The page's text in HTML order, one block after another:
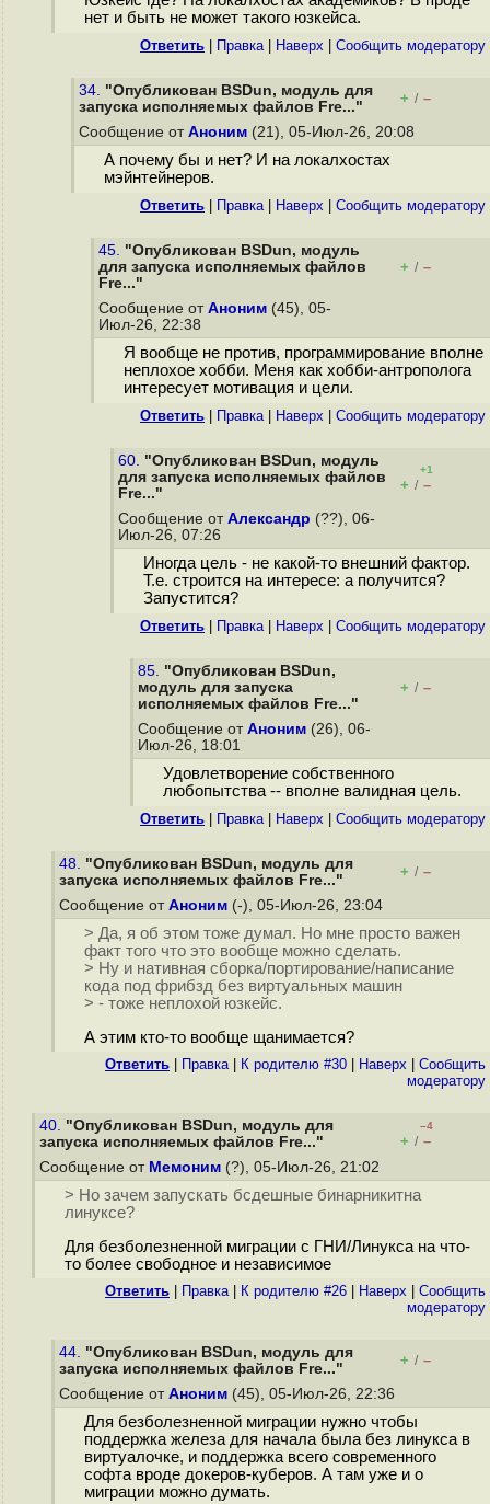
нет и быть не может такого юзкейса.
Ответить Правка| Наверх Cообщить модератору
34. "Опубликован BSDun, модуль для
запуска исполняемых файлов Fre..."
+ / –
Сообщение от Аноним (21), 05-Июл-26, 20:08
А почему бы и нет? И на локалхостах
мэйнтейнеров.
Ответить Правка| Наверх Cообщить модератору
45. "Опубликован BSDun, модуль
для запуска исполняемых файлов
Fre..."
+ / –
Сообщение от Аноним (45), 05-
Июл-26, 22:38
Я вообще не против, программирование вполне
неплохое хобби. Меня как хобби-антрополога
интересует мотивация и цели.
Ответить Правка| Наверх Cообщить модератору
60. "Опубликован BSDun, модуль
для запуска исполняемых файлов
Fre..."
+1
+ / –
Сообщение от Александр (??), 06-
Июл-26, 07:26
Иногда цель - не какой-то внешний фактор.
Т.е. строится на интересе: а получится?
Запустится?
Ответить Правка| Наверх Cообщить модератору
85. "Опубликован BSDun,
модуль для запуска
исполняемых файлов Fre..."
+ / –
Сообщение от Аноним (26), 06-
Июл-26, 18:01
Удовлетворение собственного
любопытства -- вполне валидная цель.
Ответить Правка| Наверх Cообщить модератору
48. "Опубликован BSDun, модуль для
запуска исполняемых файлов Fre..."
+ / –
Сообщение от Аноним (-), 05-Июл-26, 23:04
> Да, я об этом тоже думал. Но мне просто важен
факт того что это вообще можно сделать.
> Ну и нативная сборка/портирование/написание
кода под фрибзд без виртуальных машин
> - тоже неплохой юзкейс.
А этим кто-то вообще щанимается?
Ответить Правка| К родителю #30 Наверх
Cообщить
модератору
40. "Опубликован BSDun, модуль для
запуска исполняемых файлов Fre..."
–4
+ / –
Сообщение от Мемоним (?), 05-Июл-26, 21:02
> Но зачем запускать бсдешные бинарникитна
линуксе?
Для безболезненной миграции с ГНИ/Линукса на что-
то более свободное и независимое
Ответить Правка| К родителю #26 Наверх
Cообщить
модератору
44. "Опубликован BSDun, модуль для
запуска исполняемых файлов Fre..."
+ / –
Сообщение от Аноним (45), 05-Июл-26, 22:36
Для безболезненной миграции нужно чтобы
поддержка железа для начала была без линукса в
виртуалочке, и поддержка всего современного
софта вроде докеров-куберов. А там уже и о
миграции можно думать.